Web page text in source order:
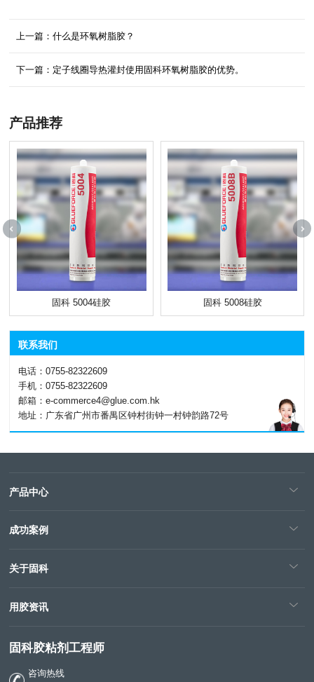
上一篇：什么是环氧树脂胶？
下一篇：定子线圈导热灌封使用固科环氧树脂胶的优势。
产品推荐
固科 5004硅胶 固科 5008硅胶
联系我们
电话：0755-82322609
手机：0755-82322609
邮箱：e-commerce4@glue.com.hk
地址：广东省广州市番禺区钟村街钟一村钟韵路72号
产品中心
成功案例
关于固科
用胶资讯
固科胶粘剂工程师
咨询热线